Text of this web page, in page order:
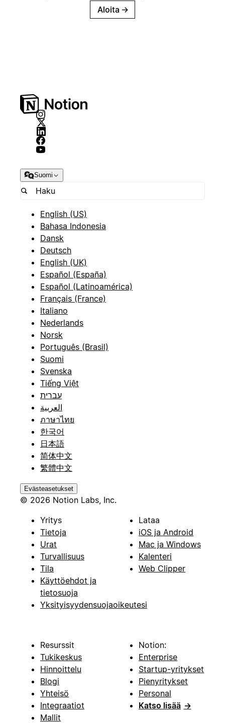
Aloita →
Suomi
English (US)
Bahasa Indonesia
Dansk
Deutsch
English (UK)
Español (España)
Español (Latinoamérica)
Français (France)
Italiano
Nederlands
Norsk
Português (Brasil)
Suomi
Svenska
Tiếng Việt
עברית
العربية
ภาษาไทย
한국어
日本語
简体中文
繁體中文
Evästeasetukset
© 2026 Notion Labs, Inc.
Yritys
Tietoja
Urat
Turvallisuus
Tila
Käyttöehdot ja
tietosuoja
Yksityisyydensuojaoikeutesi
Lataa
iOS ja Android
Mac ja Windows
Kalenteri
Web Clipper
Resurssit
Tukikeskus
Hinnoittelu
Blogi
Yhteisö
Integraatiot
Mallit
Notion:
Enterprise
Startup-yritykset
Pienyritykset
Personal
Katso lisää →